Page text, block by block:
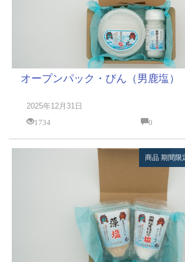
オープンパック・びん（男鹿塩）
2025年12月31日
1734
0
商品 期間限